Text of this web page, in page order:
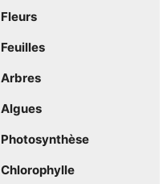
Fleurs
Feuilles
Arbres
Algues
Photosynthèse
Chlorophylle